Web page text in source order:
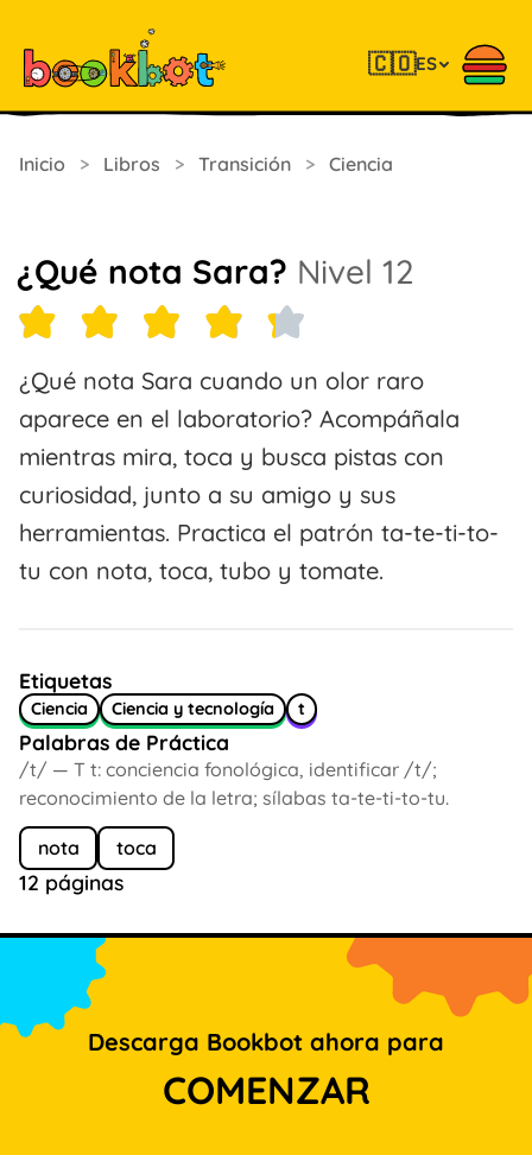
🇨🇴ES
Inicio > Libros > Transición > Ciencia
¿Qué nota Sara? Nivel 12
¿Qué nota Sara cuando un olor raro
aparece en el laboratorio? Acompáñala
mientras mira, toca y busca pistas con
curiosidad, junto a su amigo y sus
herramientas. Practica el patrón ta-te-ti-to-
tu con nota, toca, tubo y tomate.
Etiquetas
Ciencia Ciencia y tecnología t
Palabras de Práctica
/t/ — T t: conciencia fonológica, identificar /t/;
reconocimiento de la letra; sílabas ta-te-ti-to-tu.
nota toca
12 páginas
Descarga Bookbot ahora para
COMENZAR